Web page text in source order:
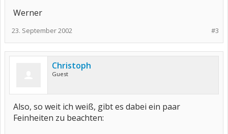
Werner
#3
23. September 2002
Christoph
Guest
Also, so weit ich weiß, gibt es dabei ein paar
Feinheiten zu beachten: